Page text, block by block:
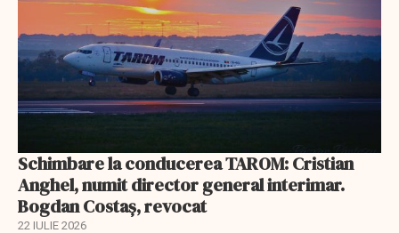
Schimbare la conducerea TAROM: Cristian
Anghel, numit director general interimar.
Bogdan Costaș, revocat
22 IULIE 2026